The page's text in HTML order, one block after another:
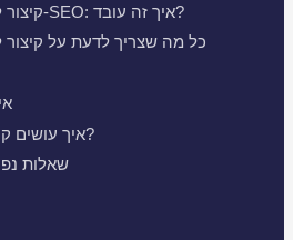
קיצור לינקים ואופטימיזציה ל-SEO: איך זה עובד?
כל מה שצריך לדעת על קיצור
איך עושים קישור מקוצר לוואטסאפ?
שאלות